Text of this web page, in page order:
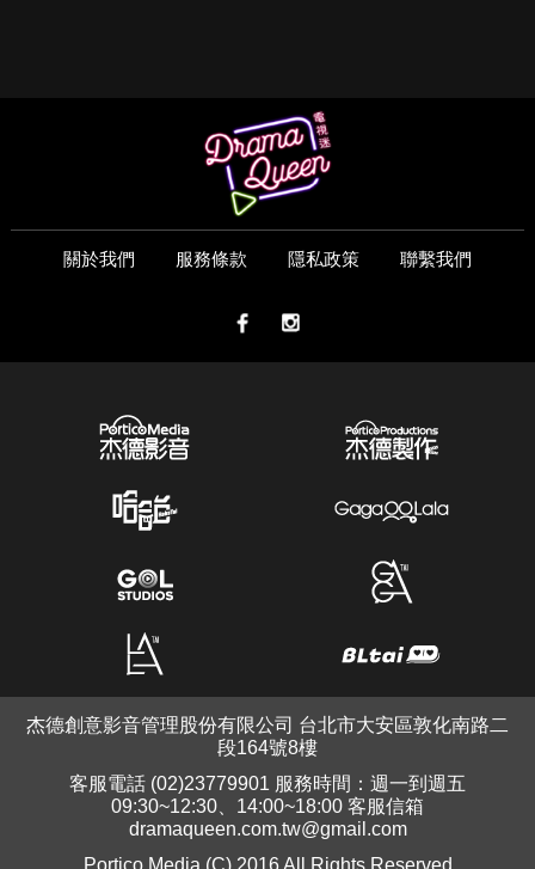
關於我們 服務條款 隱私政策 聯繫我們
杰德創意影音管理股份有限公司 台北市大安區敦化南路二
段164號8樓
客服電話 (02)23779901 服務時間：週一到週五
09:30~12:30、14:00~18:00 客服信箱
dramaqueen.com.tw@gmail.com